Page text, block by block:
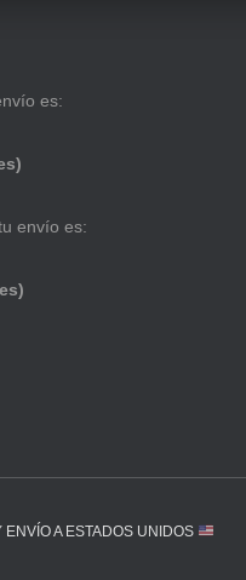
es:
envío es:
A ESTADOS UNIDOS